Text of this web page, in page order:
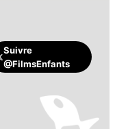
Suivre
@FilmsEnfants